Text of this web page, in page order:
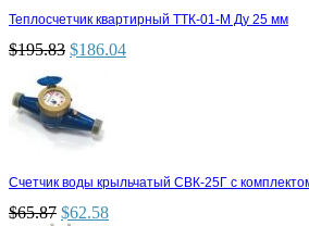
Теплосчетчик квартирный ТТК-01-М Ду 25 мм
$195.83 $186.04
Счетчик воды крыльчатый СВК-25Г с
$65.87 $62.58